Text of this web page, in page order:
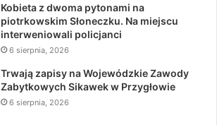
Kobieta z dwoma pytonami na
piotrkowskim Słoneczku. Na miejscu
interweniowali policjanci
6 sierpnia, 2026
Trwają zapisy na Wojewódzkie Zawody
Zabytkowych Sikawek w Przygłowie
6 sierpnia, 2026